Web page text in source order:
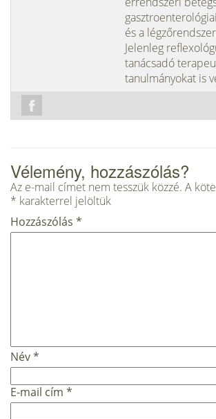
és a
Jelenleg
tanácsadó
tanulmányokat is
Vélemény, hozzászólás?
Az e-mail címet nem tesszük közzé. A
* karakterrel jelöltük
Hozzászólás *
Név*
E-mail cím *